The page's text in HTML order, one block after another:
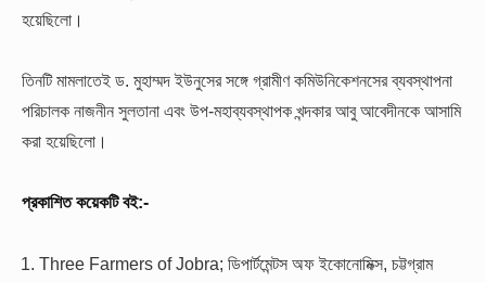
হয়েছিলো।
তিনটি মামলাতেই ড. মুহাম্মদ ইউনুসের সঙ্গে গ্রামীণ কমিউনিকেশনসের ব্যবস্থাপনা
পরিচালক নাজনীন সুলতানা এবং উপ-মহাব্যবস্থাপক খন্দকার আবু আবেদীনকে আসামি
করা হয়েছিলো।
প্রকাশিত কয়েকটি বই:-
Three Farmers of Jobra; ডিপার্টমেন্টস অফ ইকোনোমিক্স, চট্টগ্রাম